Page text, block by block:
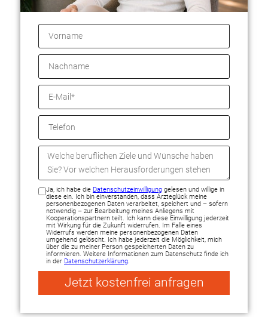
Ja, ich habe die Datenschutzeinwilligung gelesen und willige in
diese ein. Ich bin einverstanden, dass Ärzteglück meine
personenbezogenen Daten verarbeitet, speichert und – sofern
notwendig – zur Bearbeitung meines Anliegens mit
Kooperationspartnern teilt. Ich kann diese Einwilligung jederzeit
mit Wirkung für die Zukunft widerrufen. Im Falle eines
Widerrufs werden meine personenbezogenen Daten
umgehend gelöscht. Ich habe jederzeit die Möglichkeit, mich
über die zu meiner Person gespeicherten Daten zu
informieren. Weitere Informationen zum Datenschutz finde ich
in der Datenschutzerklärung.
Jetzt kostenfrei anfragen